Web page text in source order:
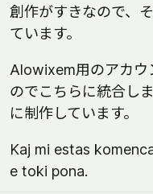
創作がすきなので、
ています。
Alowixem用のアカウ
のでこちらに統合し
に制作しています。
Kaj mi estas
e toki pona.